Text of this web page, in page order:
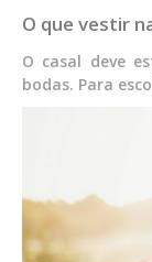
O que vestir
O casal deve
bodas. Para